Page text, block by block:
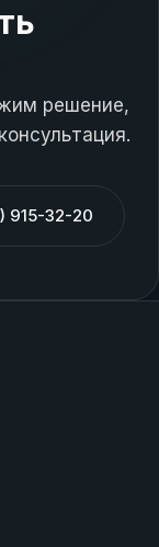
решение,
915-32-20